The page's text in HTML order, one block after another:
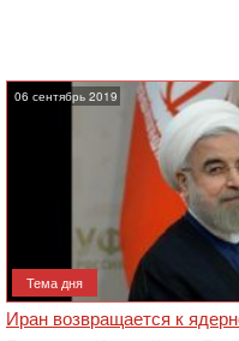
06 сентябрь 2019
Тема дня
Иран возвращается к